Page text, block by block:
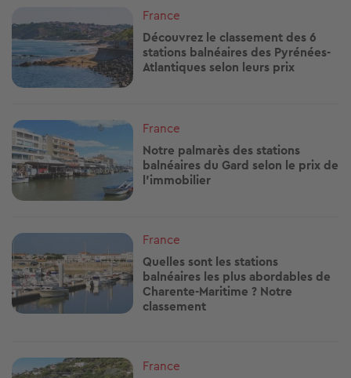
France
Découvrez le classement des 6
stations balnéaires des Pyrénées-
Atlantiques selon leurs prix
Image
France
Notre palmarès des stations
balnéaires du Gard selon le prix de
l'immobilier
Image
France
Quelles sont les stations
balnéaires les plus abordables de
Charente-Maritime ? Notre
classement
Image
France